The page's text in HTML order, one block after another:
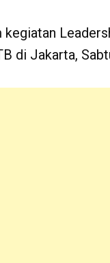
di Jakarta,